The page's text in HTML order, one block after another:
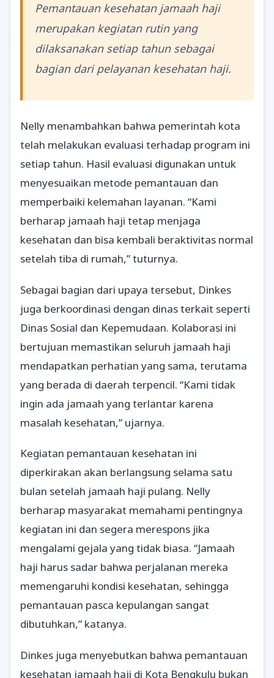
Pemantauan kesehatan jamaah haji
merupakan kegiatan rutin yang
dilaksanakan setiap tahun sebagai
bagian dari pelayanan kesehatan haji.
Nelly menambahkan bahwa pemerintah kota
telah melakukan evaluasi terhadap program ini
setiap tahun. Hasil evaluasi digunakan untuk
menyesuaikan metode pemantauan dan
memperbaiki kelemahan layanan. “Kami
berharap jamaah haji tetap menjaga
kesehatan dan bisa kembali beraktivitas normal
setelah tiba di rumah,” tuturnya.
Sebagai bagian dari upaya tersebut, Dinkes
juga berkoordinasi dengan dinas terkait seperti
Dinas Sosial dan Kepemudaan. Kolaborasi ini
bertujuan memastikan seluruh jamaah haji
mendapatkan perhatian yang sama, terutama
yang berada di daerah terpencil. “Kami tidak
ingin ada jamaah yang terlantar karena
masalah kesehatan,” ujarnya.
Kegiatan pemantauan kesehatan ini
diperkirakan akan berlangsung selama satu
bulan setelah jamaah haji pulang. Nelly
berharap masyarakat memahami pentingnya
kegiatan ini dan segera merespons jika
mengalami gejala yang tidak biasa. “Jamaah
haji harus sadar bahwa perjalanan mereka
memengaruhi kondisi kesehatan, sehingga
pemantauan pasca kepulangan sangat
dibutuhkan,” katanya.
Dinkes juga menyebutkan bahwa pemantauan
kesehatan jamaah haji di Kota Bengkulu bukan